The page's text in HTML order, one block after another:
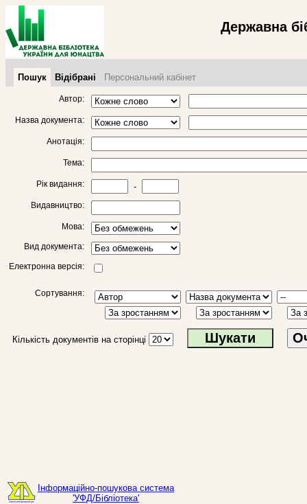
Державна
Пошук Відібрані Персональний кабінет
Автор:
Назва документа:
Анотація:
Тема:
Рік видання: -
Видавництво:
Мова:
Вид документа:
Електронна версія:
Сортування:
Кількість документів на сторінці
Інформаційно-пошукова система
'УФД/Бібліотека'